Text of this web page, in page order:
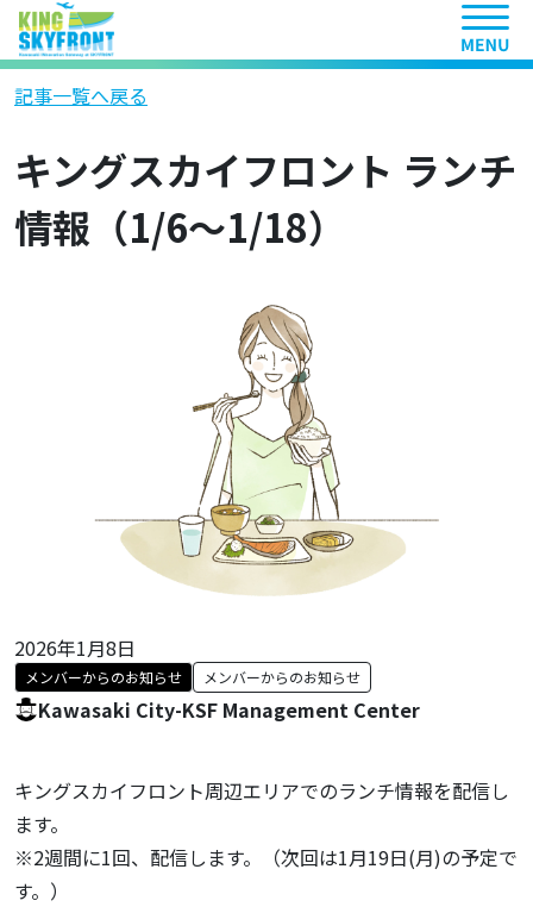
ヘッ
記事一覧へ戻る
キングスカイフロント ランチ
情報（1/6～1/18）
2026年1月8日
メンバーからのお知らせ メンバーからのお知らせ
Kawasaki City-KSF Management Center
キングスカイフロント周辺エリアでのランチ情報を配信し
ます。
※2週間に1回、配信します。（次回は1月19日(月)の予定で
す。）